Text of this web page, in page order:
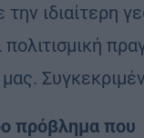
την ιδιαίτερη
πολιτισμική
πρόβλημα που